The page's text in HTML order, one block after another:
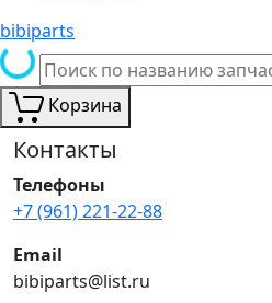
bibiparts
Корзина
Контакты
Телефоны
+7 (961) 221-22-88
Email
bibiparts@list.ru